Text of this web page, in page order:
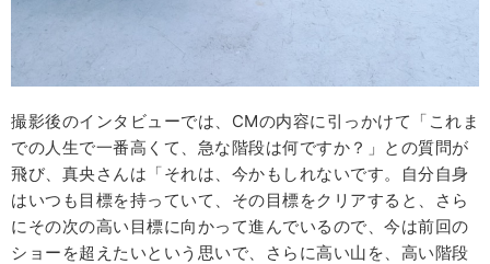
撮影後のインタビューでは、CMの内容に引っかけて「これま
での人生で一番高くて、急な階段は何ですか？」との質問が
飛び、真央さんは「それは、今かもしれないです。自分自身
はいつも目標を持っていて、その目標をクリアすると、さら
にその次の高い目標に向かって進んでいるので、今は前回の
ショーを超えたいという思いで、さらに高い山を、高い階段